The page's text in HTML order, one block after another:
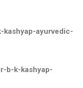
kashyap-ayurvedic-
b-k-kashyap-